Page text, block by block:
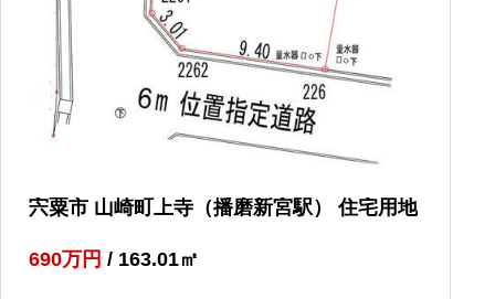
宍粟市 山崎町上寺（播磨新宮駅） 住宅用地
690万円 / 163.01㎡